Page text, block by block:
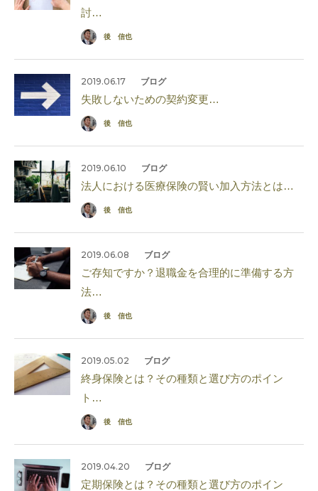
討…
後 信也
2019.06.17 ブログ
失敗しないための契約変更…
後 信也
2019.06.10 ブログ
法人における医療保険の賢い加入方法とは…
後 信也
2019.06.08 ブログ
ご存知ですか？退職金を合理的に準備する方
法…
後 信也
2019.05.02 ブログ
終身保険とは？その種類と選び方のポイン
ト…
後 信也
2019.04.20 ブログ
定期保険とは？その種類と選び方のポイン